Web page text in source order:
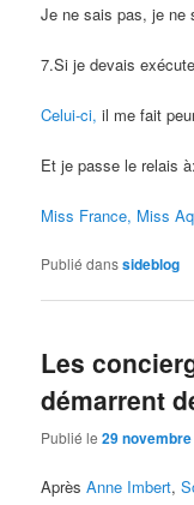
Je ne sais pas, je ne
7.Si je devais
Celui-ci, il me fait
Et je passe le relais à:
Miss France, Miss
Publié danssideblog
Les
démarrent
Publié le29
AprèsAnne Imbert,